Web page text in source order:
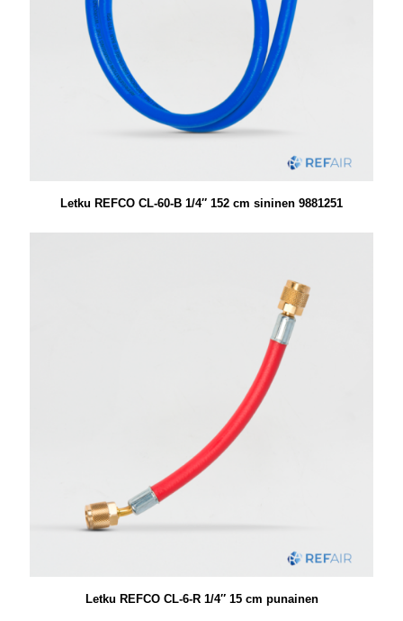
Letku REFCO CL-60-B 1/4″ 152 cm sininen 9881251
Letku REFCO CL-6-R 1/4″ 15 cm punainen